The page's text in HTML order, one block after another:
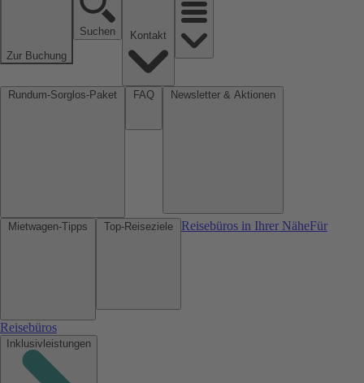
Zur Buchung
Suchen
Reisebüros in Ihrer NäheFür
Reisebüros
Inklusivleistungen